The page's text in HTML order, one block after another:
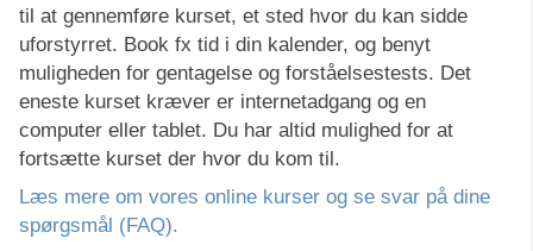
til at gennemføre kurset, et sted hvor du kan sidde
uforstyrret. Book fx tid i din kalender, og benyt
muligheden for gentagelse og forståelsestests. Det
eneste kurset kræver er internetadgang og en
computer eller tablet. Du har altid mulighed for at
fortsætte kurset der hvor du kom til.
Læs mere om vores online kurser og se svar på dine
spørgsmål (FAQ).